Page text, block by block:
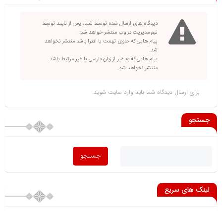
دیدگاه های ارسال شده توسط شما، پس از تایید توسط
تیم مدیریت در وب منتشر خواهد شد.
پیام هایی که حاوی تهمت یا افترا باشد منتشر نخواهد
شد.
پیام هایی که به غیر از زبان فارسی یا غیر مرتبط باشد
منتشر نخواهد شد.
برای ارسال دیدگاه شما باید وارد سایت شوید.
جستجو
لینک های سریع